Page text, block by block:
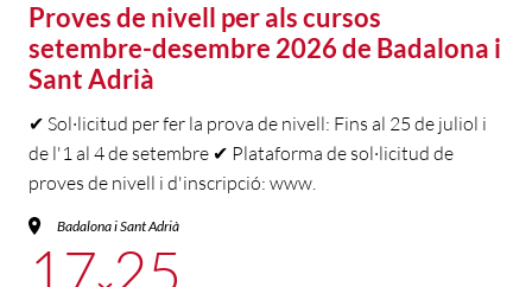
Proves de nivell per als cursos
setembre-desembre 2026 de Badalona i
Sant Adrià
✔ Sol·licitud per fer la prova de nivell: Fins al 25 de juliol i
de l'1 al 4 de setembre ✔ Plataforma de sol·licitud de
proves de nivell i d'inscripció: www.
Badalona i Sant Adrià
17 25